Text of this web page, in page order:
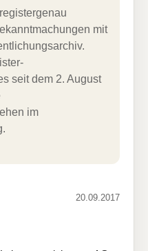
mit
seit dem 2. August
im
20.09.2017